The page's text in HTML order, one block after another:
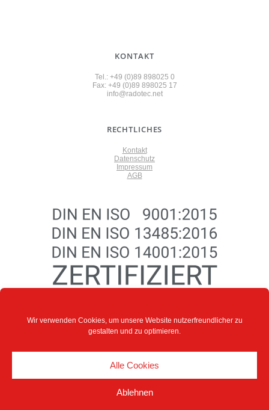
Wir verwenden Cookies, um unsere Website nutzerfreundlicher zu
gestalten und zu optimieren.
Alle Cookies
Ablehnen
RADOTEC
KONTAKT
Tel.: +49 (0)89 898025 0
Fax: +49 (0)89 898025 17
info@radotec.net
RECHTLICHES
Kontakt
Datenschutz
Impressum
AGB